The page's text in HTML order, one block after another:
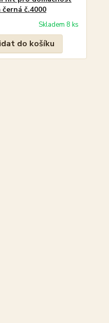
č.4000
Skladem 8 ks
do košíku